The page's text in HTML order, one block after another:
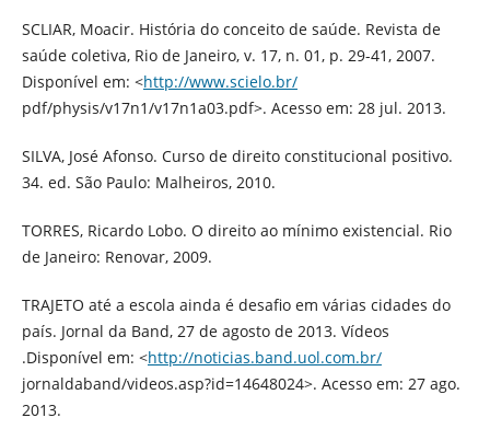
SCLIAR, Moacir. História do conceito de saúde. Revista de
saúde coletiva, Rio de Janeiro, v. 17, n. 01, p. 29-41, 2007.
Disponível em: <http://www.scielo.br/
pdf/physis/v17n1/v17n1a03.pdf>. Acesso em: 28 jul. 2013.
SILVA, José Afonso. Curso de direito constitucional positivo.
34. ed. São Paulo: Malheiros, 2010.
TORRES, Ricardo Lobo. O direito ao mínimo existencial. Rio
de Janeiro: Renovar, 2009.
TRAJETO até a escola ainda é desafio em várias cidades do
país. Jornal da Band, 27 de agosto de 2013. Vídeos
.Disponível em: <http://noticias.band.uol.com.br/
jornaldaband/videos.asp?id=14648024>. Acesso em: 27 ago.
2013.